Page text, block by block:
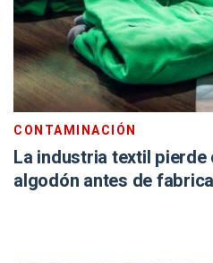
CONTAMINACIÓN
La industria textil pierde
algodón antes de